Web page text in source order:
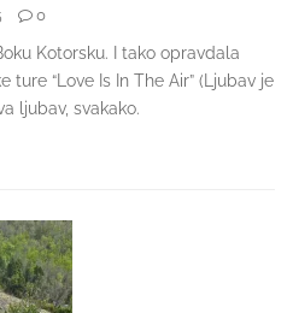
0
Kotorsku. I tako opravdala
“Love Is In The Air” (Ljubav je
ljubav, svakako.